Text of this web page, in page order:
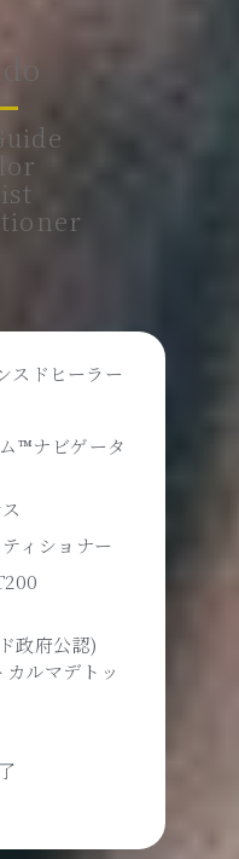
スドヒーラー
™ナビゲータ
ィショナー
政府公認)
ルマデトッ